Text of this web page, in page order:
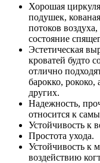
Хорошая
подушек,
потоков
состояние
Эстетическая
кроватей будто
отлично
барокко, рококо,
других.
Надежность,
относится к
Устойчивость к
Простота ухода.
Устойчивость к
воздействию